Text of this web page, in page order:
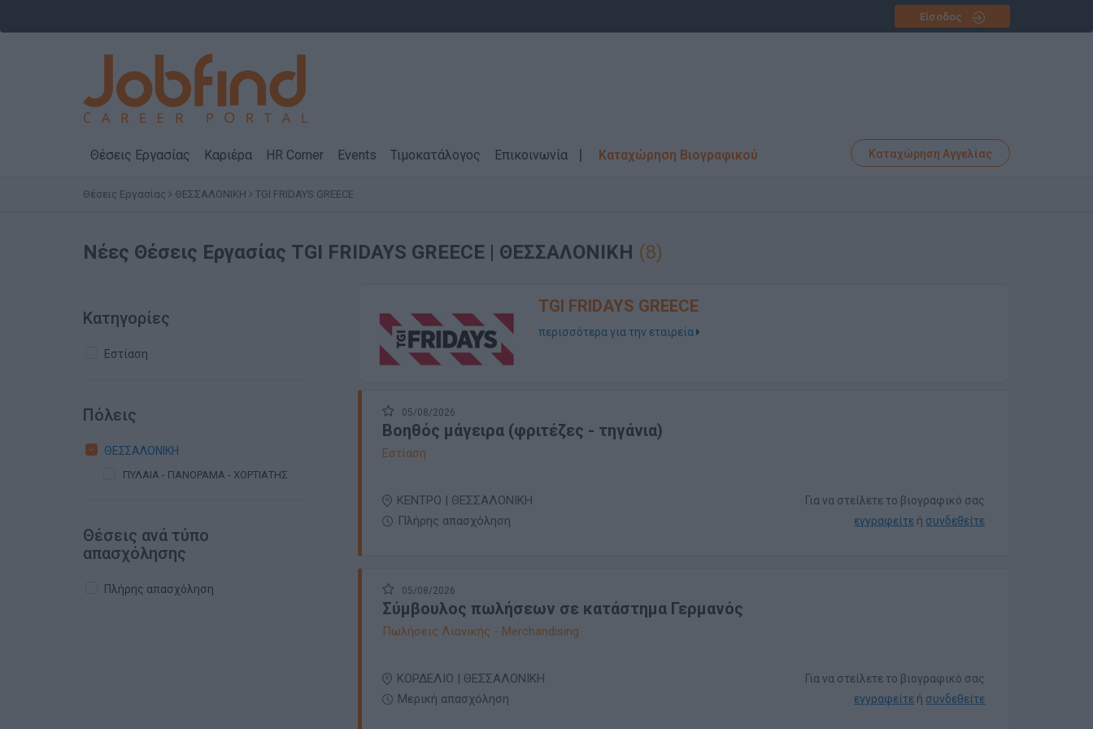
Είσοδος
Θέσεις Εργασίας Καριέρα HR Corner Events Τιμοκατάλογος Επικοινωνία Καταχώρηση Βιογραφικού Καταχώρηση Αγγελίας
Θέσεις Εργασίας ΘΕΣΣΑΛΟΝΙΚΗ TGI FRIDAYS GREECE
Νέες Θέσεις Εργασίας TGI FRIDAYS GREECE | ΘΕΣΣΑΛΟΝΙΚΗ (8)
Κατηγορίες
Εστίαση
Πόλεις
ΘΕΣΣΑΛΟΝΙΚΗ
ΠΥΛΑΙΑ - ΠΑΝΟΡΑΜΑ - ΧΟΡΤΙΑΤΗΣ
Θέσεις ανά τύπο
απασχόλησης
Πλήρης απασχόληση
TGI FRIDAYS GREECE
περισσότερα για την εταιρεία
05/08/2026
Βοηθός μάγειρα (φριτέζες - τηγάνια)
Εστίαση
ΚΕΝΤΡΟ | ΘΕΣΣΑΛΟΝΙΚΗ
Πλήρης απασχόληση
Για να στείλετε το βιογραφικό σας
εγγραφείτε ή συνδεθείτε
05/08/2026
Σύμβουλος πωλήσεων σε κατάστημα Γερμανός
Πωλήσεις Λιανικής - Merchandising
ΚΟΡΔΕΛΙΟ | ΘΕΣΣΑΛΟΝΙΚΗ
Μερική απασχόληση
Για να στείλετε το βιογραφικό σας
εγγραφείτε ή συνδεθείτε